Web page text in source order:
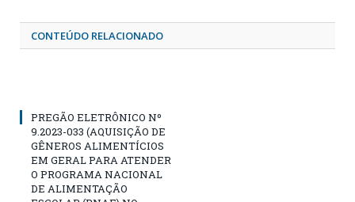
CONTEÚDO RELACIONADO
PREGÃO ELETRÔNICO Nº
9.2023-033 (AQUISIÇÃO DE
GÊNEROS ALIMENTÍCIOS
EM GERAL PARA ATENDER
O PROGRAMA NACIONAL
DE ALIMENTAÇÃO